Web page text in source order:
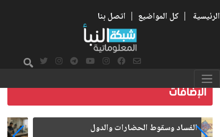
الرئيسية | كل المواضيع | اتصل بنا
رواتب الموظفين على صفيح ساخن